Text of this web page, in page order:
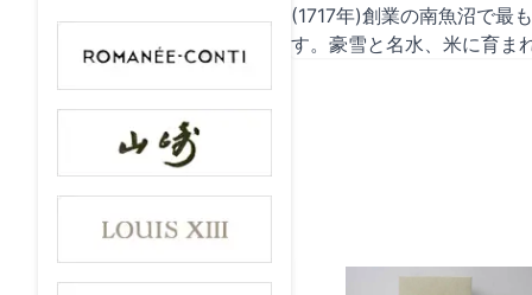
(1717年)創業の南魚沼で最
す。豪雪と名水、米に育ま